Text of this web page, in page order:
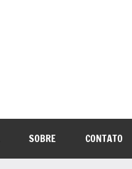
SOBRE CONTATO